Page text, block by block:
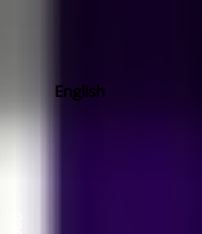
English